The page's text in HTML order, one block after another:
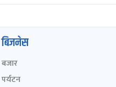
बिजनेस
बजार
पर्यटन